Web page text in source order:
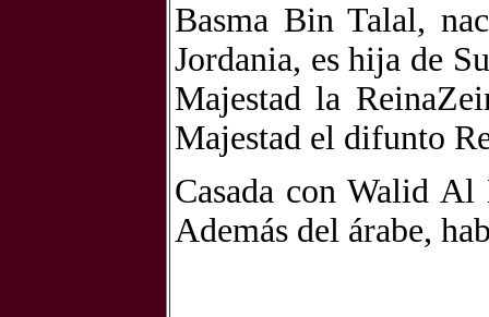
Basma Bin Talal,
Jordania, es hija de
Majestad la
Majestad el difunto
Casada con Walid
Además del árabe,